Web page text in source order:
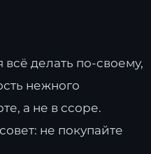
делать по-своему,
нежного
а не в ссоре.
не покупайте